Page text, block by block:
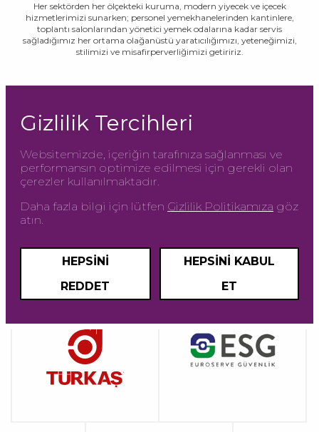
Gizlilik Tercihleri
Websitemizde, içeriğin tarafınıza sağlanması ve
performansın optimize edilmesi için gerekli olan
çerezler kullanılmaktadır.
Daha fazla bilgi için lütfen Gizlilik Politikamıza göz
atın.
HEPSINI
REDDET
HEPSINI KABUL
ET
Her sektörden her ölçekteki kuruma, modern yiyecek ve içecek
hizmetlerimizi sunarken; personel yemekhanelerinden kantinlere,
toplantı salonlarından yönetici yemek odalarına kadar servis
sağladığımız her ortama olağanüstü yaratıcılığımızı, yeteneğimizi,
stilimizi ve misafirperverliğimizi getiririz.